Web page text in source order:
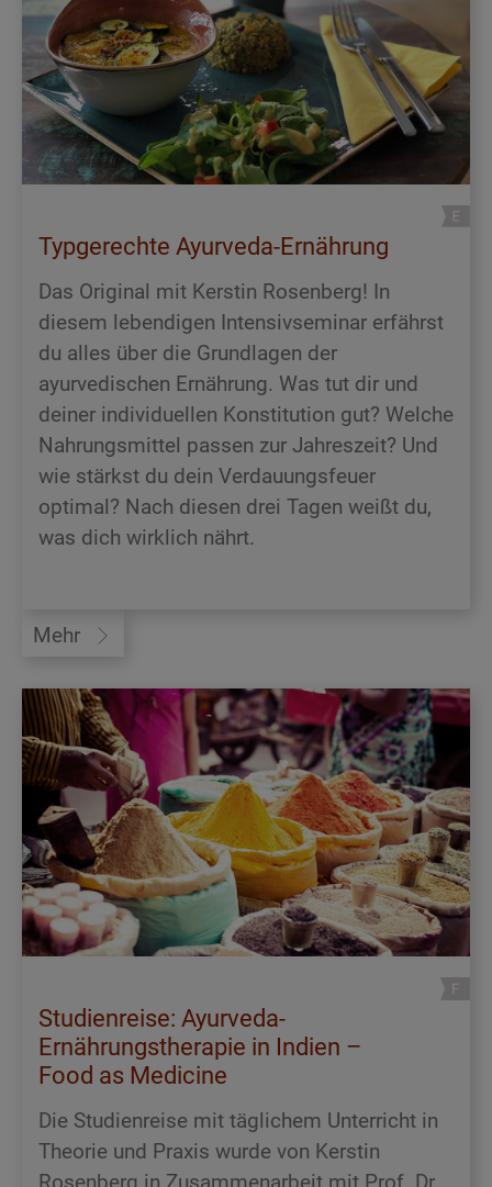
Typgerechte Ayurveda-Ernährung
Das Original mit Kerstin Rosenberg! In
diesem lebendigen Intensivseminar erfährst
du alles über die Grundlagen der
ayurvedischen Ernährung. Was tut dir und
deiner individuellen Konstitution gut? Welche
Nahrungsmittel passen zur Jahreszeit? Und
wie stärkst du dein Verdauungsfeuer
optimal? Nach diesen drei Tagen weißt du,
was dich wirklich nährt.
Mehr
Studienreise: Ayurveda-
Ernährungstherapie in Indien –
Food as Medicine
Die Studienreise mit täglichem Unterricht in
Theorie und Praxis wurde von Kerstin